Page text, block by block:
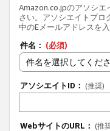
Amazon.co.jpのアソシエ
さい。アソシエイトプロ
中のEメールアドレスを
件名： (必須)
件名を選択してくだ
アソシエイトID： (推奨)
WebサイトのURL： (推